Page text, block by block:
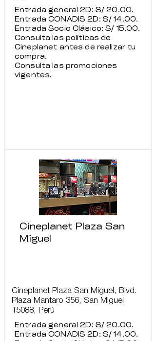
Entrada general 2D: S/ 20.00.
Entrada CONADIS 2D: S/ 14.00.
Entrada Socio Clásico: S/ 15.00.
Consulta las políticas de
Cineplanet antes de realizar tu
compra.
Consulta las promociones
vigentes.
Cineplanet Plaza San
Miguel
Cineplanet Plaza San Miguel, Blvd.
Plaza Mantaro 356, San Miguel
15088, Perú
Entrada general 2D: S/ 20.00.
Entrada CONADIS 2D: S/ 14.00.